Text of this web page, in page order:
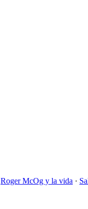
Roger McOg y la vida ·